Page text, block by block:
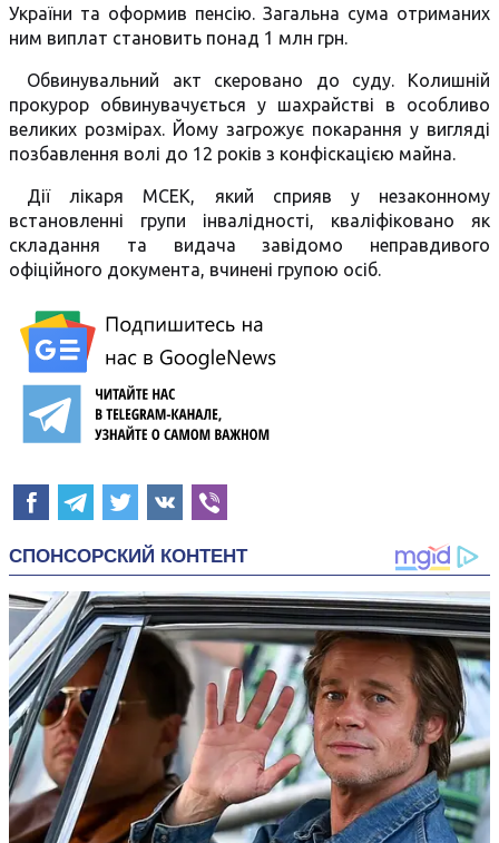
України та оформив пенсію. Загальна сума отриманих
ним виплат становить понад 1 млн грн.
Обвинувальний акт скеровано до суду. Колишній
прокурор обвинувачується у шахрайстві в особливо
великих розмірах. Йому загрожує покарання у вигляді
позбавлення волі до 12 років з конфіскацією майна.
Дії лікаря МСЕК, який сприяв у незаконному
встановленні групи інвалідності, кваліфіковано як
складання та видача завідомо неправдивого
офіційного документа, вчинені групою осіб.